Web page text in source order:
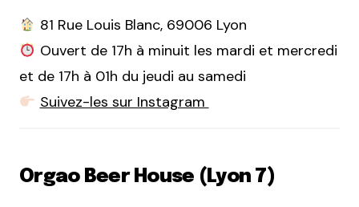
81 Rue Louis Blanc, 69006 Lyon
Ouvert de 17h à minuit les mardi et mercredi
et de 17h à 01h du jeudi au samedi
Suivez-les sur Instagram
Orgao Beer House (Lyon 7)